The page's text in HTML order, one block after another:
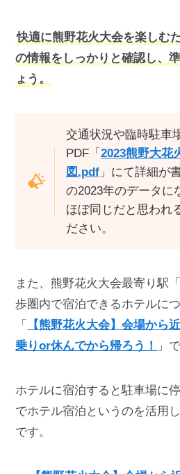
快適に熊野花火大会を楽しむ
の情報をしっかりと確認し、
ょう。
交通状況や臨時駐車
PDF「 2023熊野大花
図.pdf」にて詳細が
の2023年のデータに
ほぼ同じだと思われ
ださい。
また、熊野花火大会最寄り駅
歩圏内で宿泊できるホテルに
「
【熊野花火大会】会場から
乗りor休んでから帰ろう！
」
ホテルに宿泊すると駐車場に
でホテル宿泊というのを活用
です。